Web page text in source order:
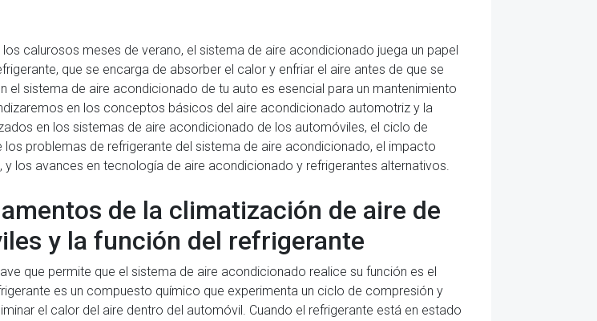
calurosos meses de verano, el sistema de aire acondicionado juega un papel
que se encarga de absorber el calor y enfriar el aire antes de que se
el sistema de aire acondicionado de tu auto es esencial para un mantenimiento
en los conceptos básicos del aire acondicionado automotriz y la
en los sistemas de aire acondicionado de los automóviles, el ciclo de
problemas de refrigerante del sistema de aire acondicionado, el impacto
los avances en tecnología de aire acondicionado y refrigerantes alternativos.
de la climatización de aire de
y la función del refrigerante
que permite que el sistema de aire acondicionado realice su función es el
es un compuesto químico que experimenta un ciclo de compresión y
el calor del aire dentro del automóvil. Cuando el refrigerante está en estado